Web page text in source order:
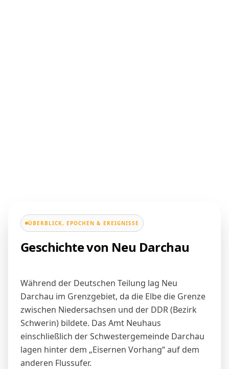
ÜBERBLICK, EPOCHEN & EREIGNISSE
Geschichte von Neu Darchau
Während der Deutschen Teilung lag Neu
Darchau im Grenzgebiet, da die Elbe die Grenze
zwischen Niedersachsen und der DDR (Bezirk
Schwerin) bildete. Das Amt Neuhaus
einschließlich der Schwestergemeinde Darchau
lagen hinter dem „Eisernen Vorhang“ auf dem
anderen Flussufer.